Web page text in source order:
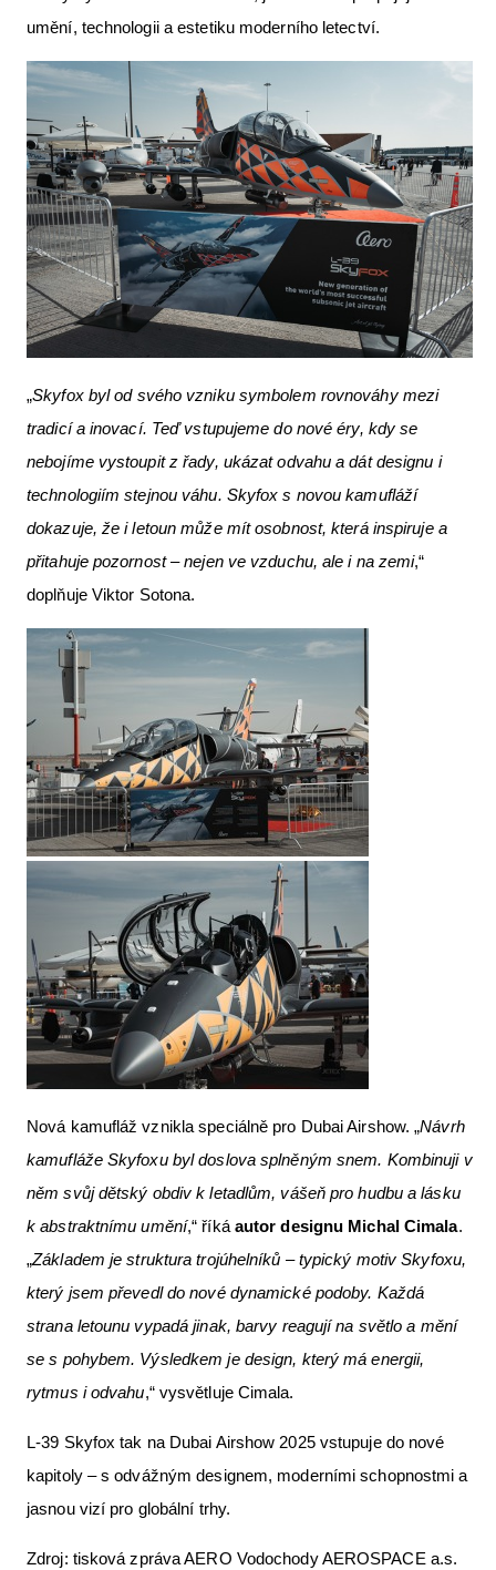
umění, technologii a estetiku moderního letectví.
„Skyfox byl od svého vzniku symbolem rovnováhy mezi
tradicí a inovací. Teď vstupujeme do nové éry, kdy se
nebojíme vystoupit z řady, ukázat odvahu a dát designu i
technologiím stejnou váhu. Skyfox s novou kamufláží
dokazuje, že i letoun může mít osobnost, která inspiruje a
přitahuje pozornost – nejen ve vzduchu, ale i na zemi,“
doplňuje Viktor Sotona.
Nová kamufláž vznikla speciálně pro Dubai Airshow. „Návrh
kamufláže Skyfoxu byl doslova splněným snem. Kombinuji v
něm svůj dětský obdiv k letadlům, vášeň pro hudbu a lásku
k abstraktnímu umění,“ říká autor designu Michal Cimala.
„Základem je struktura trojúhelníků – typický motiv Skyfoxu,
který jsem převedl do nové dynamické podoby. Každá
strana letounu vypadá jinak, barvy reagují na světlo a mění
se s pohybem. Výsledkem je design, který má energii,
rytmus i odvahu,“ vysvětluje Cimala.
L-39 Skyfox tak na Dubai Airshow 2025 vstupuje do nové
kapitoly – s odvážným designem, moderními schopnostmi a
jasnou vizí pro globální trhy.
Zdroj: tisková zpráva AERO Vodochody AEROSPACE a.s.